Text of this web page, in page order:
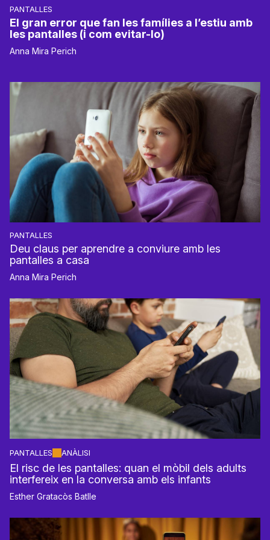
PANTALLES
El gran error que fan les famílies a l’estiu amb
les pantalles (i com evitar-lo)
Anna Mira Perich
PANTALLES
Deu claus per aprendre a conviure amb les
pantalles a casa
Anna Mira Perich
PANTALLES ANÀLISI
El risc de les pantalles: quan el mòbil dels adults
interfereix en la conversa amb els infants
Esther Gratacòs Batlle